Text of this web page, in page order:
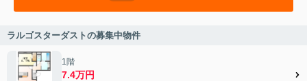
ラルゴスターダストの募集中物件
1階
7.4万円